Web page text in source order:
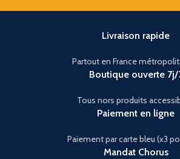
Livraison rapide
Partout en France
Boutique ouverte 7j/
Tous nors produits
Paiement en ligne
Paiement par carte bleu (x3
Mandat Chorus